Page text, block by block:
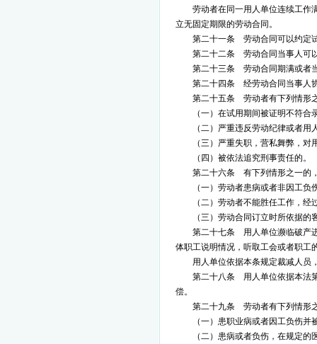
劳动者在同一用人单位连续工作
立无固定期限的劳动合同。
第二十一条 劳动合同可以约定
第二十二条 劳动合同当事人可
第二十三条 劳动合同期满或者
第二十四条 经劳动合同当事人
第二十五条 劳动者有下列情形
（一）在试用期间被证明不符合
（二）严重违反劳动纪律或者用
（三）严重失职，营私舞弊，
（四）被依法追究刑事责任的。
第二十六条 有下列情形之一的
（一）劳动者患病或者非因工
（二）劳动者不能胜任工作，
（三）劳动合同订立时所依据
第二十七条 用人单位濒临破产
体职工说明情况，听取工会或者职工
用人单位依据本条规定裁减人员
第二十八条 用人单位依据本法
偿。
第二十九条 劳动者有下列情形
（一）患职业病或者因工负伤
（二）患病或者负伤，在规定的